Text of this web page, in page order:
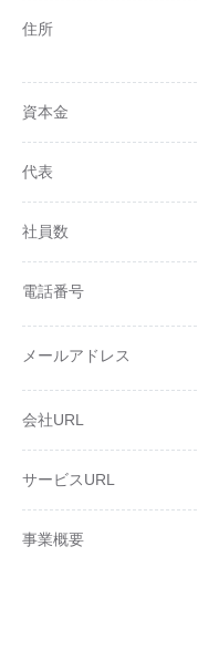
住所
資本金
代表
社員数
電話番号
メールアドレス
会社URL
サービスURL
事業概要